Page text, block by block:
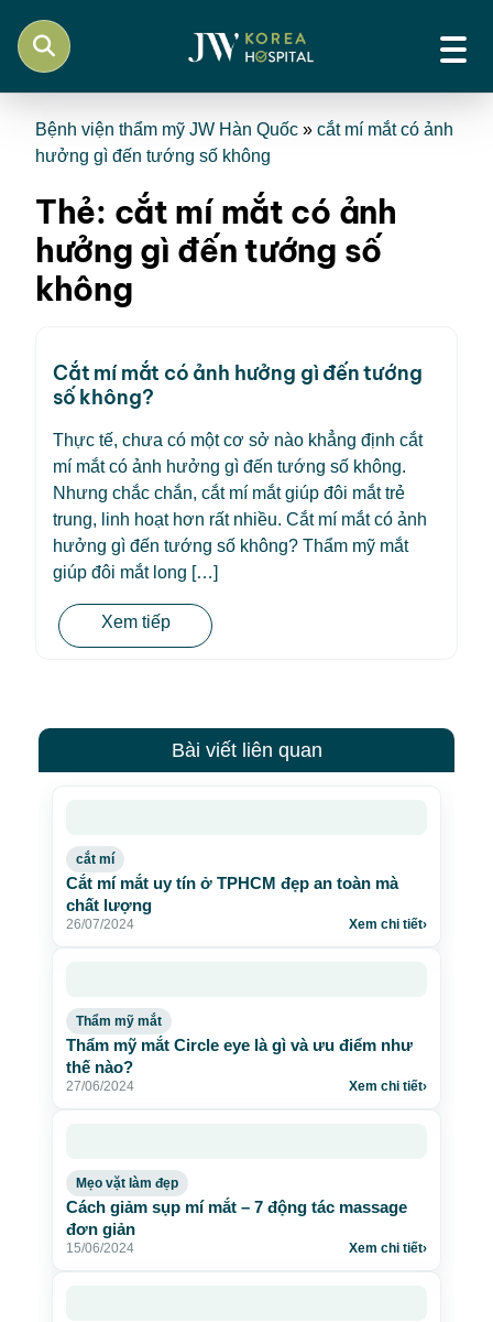
Bệnh viện thẩm mỹ JW Hàn Quốc » cắt mí mắt có ảnh
hưởng gì đến tướng số không
Thẻ: cắt mí mắt có ảnh
hưởng gì đến tướng số
không
Cắt mí mắt có ảnh hưởng gì đến tướng
số không?
Thực tế, chưa có một cơ sở nào khẳng định cắt
mí mắt có ảnh hưởng gì đến tướng số không.
Nhưng chắc chắn, cắt mí mắt giúp đôi mắt trẻ
trung, linh hoạt hơn rất nhiều. Cắt mí mắt có ảnh
hưởng gì đến tướng số không? Thẩm mỹ mắt
giúp đôi mắt long […]
Xem tiếp
Bài viết liên quan
cắt mí
Cắt mí mắt uy tín ở TPHCM đẹp an toàn mà
chất lượng
26/07/2024 Xem chi tiết›
Thẩm mỹ mắt
Thẩm mỹ mắt Circle eye là gì và ưu điểm như
thế nào?
27/06/2024 Xem chi tiết›
Mẹo vặt làm đẹp
Cách giảm sụp mí mắt – 7 động tác massage
đơn giản
15/06/2024 Xem chi tiết›